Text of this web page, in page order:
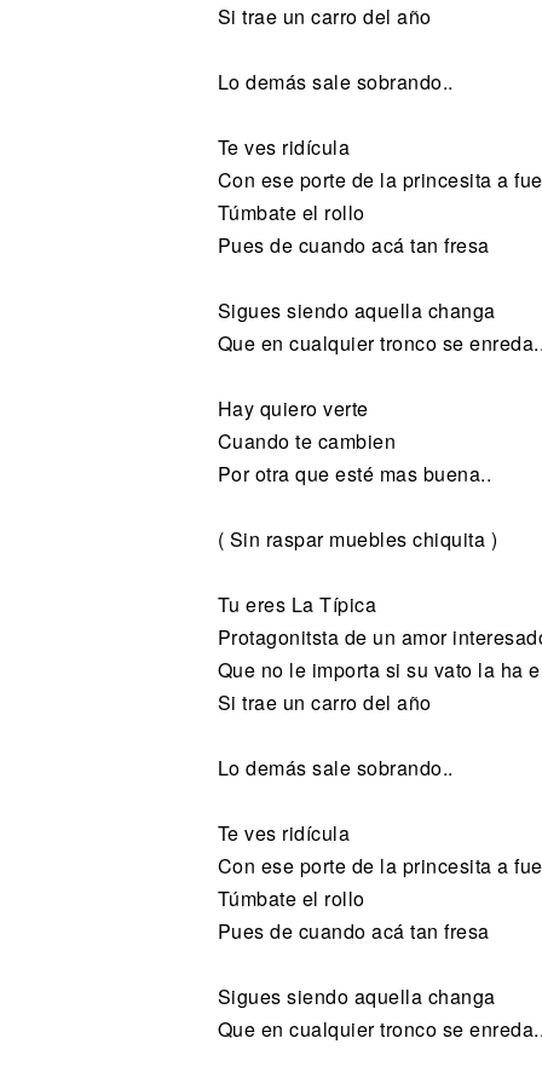
Si trae un carro del año
Lo demás sale sobrando..
Te ves ridícula
Con ese porte de la princesita a
Túmbate el rollo
Pues de cuando acá tan fresa
Sigues siendo aquella changa
Que en cualquier tronco se enreda..
Hay quiero verte
Cuando te cambien
Por otra que esté mas buena..
( Sin raspar muebles chiquita )
Tu eres La Típica
Protagonitsta de un amor
Que no le importa si su vato la ha
Si trae un carro del año
Lo demás sale sobrando..
Te ves ridícula
Con ese porte de la princesita a
Túmbate el rollo
Pues de cuando acá tan fresa
Sigues siendo aquella changa
Que en cualquier tronco se enreda..